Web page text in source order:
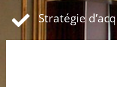
Stratégie